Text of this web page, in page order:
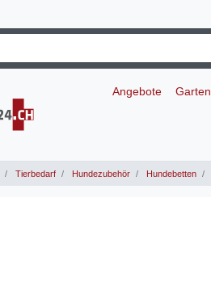
Angebote Garten
Tierbedarf Hundezubehör Hundebetten